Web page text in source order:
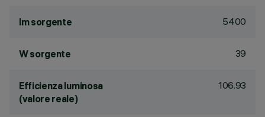
lm sorgente 5400
W sorgente 39
Efficienza luminosa
(valore reale)
106.93